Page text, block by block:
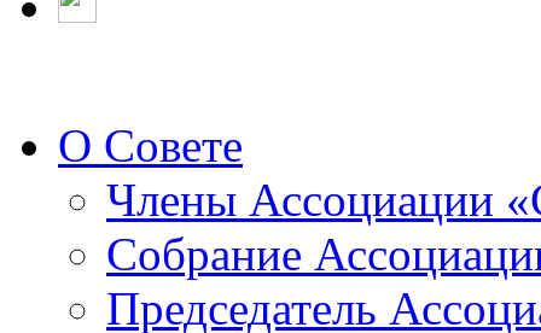
О Совете
Члены Ассоциации
Собрание
Председатель